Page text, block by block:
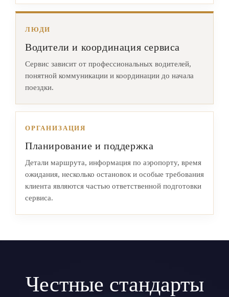
ЛЮДИ
Водители и координация сервиса
Сервис зависит от профессиональных водителей,
понятной коммуникации и координации до начала
поездки.
ОРГАНИЗАЦИЯ
Планирование и поддержка
Детали маршрута, информация по аэропорту, время
ожидания, несколько остановок и особые требования
клиента являются частью ответственной подготовки
сервиса.
Честные стандарты